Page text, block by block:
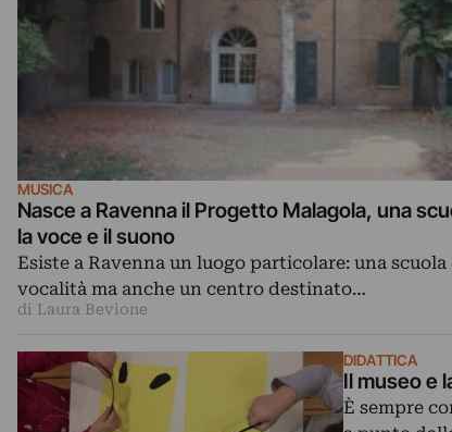
MUSICA
Nasce a Ravenna il Progetto Malagola, una
la voce e il suono
Esiste a Ravenna un luogo particolare: una scuola
vocalità ma anche un centro destinato…
di Laura Bevione
DIDATTICA
Il museo e
È sempre